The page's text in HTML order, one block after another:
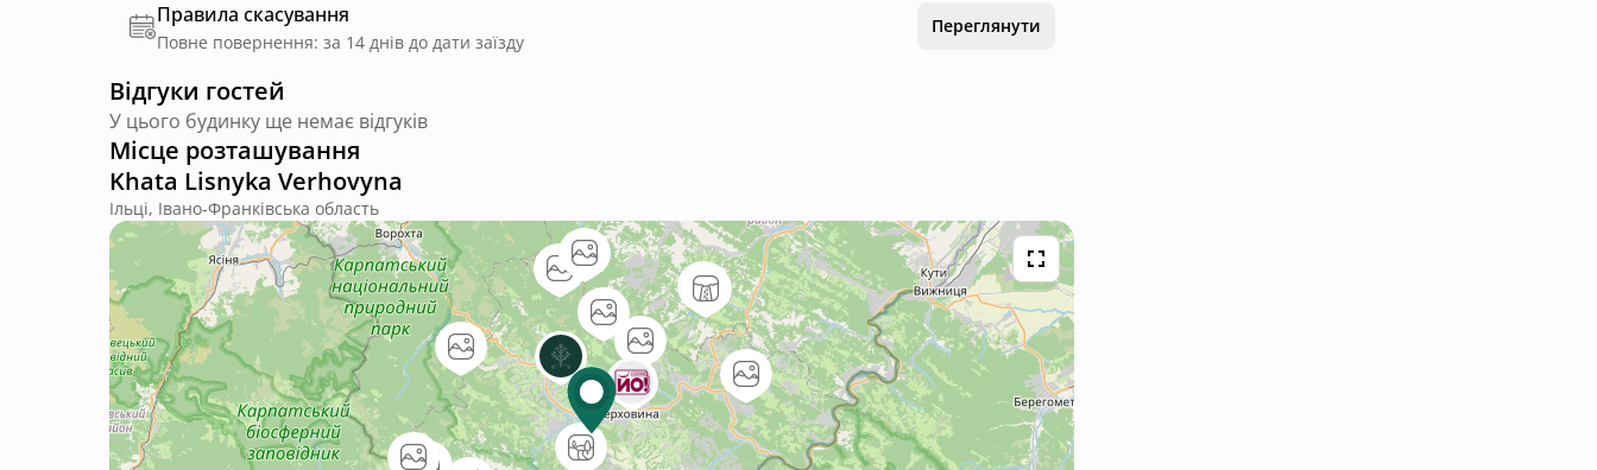
Правила скасування
Повне повернення: за 14 днів до дати заїзду
Переглянути
Відгуки гостей
У цього будинку ще немає відгуків
Місце розташування
Khata Lisnyka Verhovyna
Ільці, Івано-Франківська область